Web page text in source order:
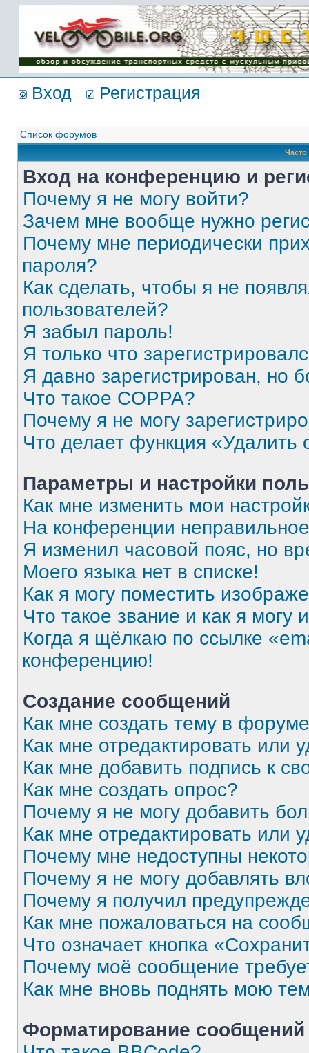
Имя пользователя:
Пароль:
{ LOG_ME_IN_SHORT
}
Вход Регистрация
Список форумов
Вход на конференцию и
Почему я не могу войти?
Зачем мне вообще нужно
Почему мне периодически
пароля?
Как сделать, чтобы я не
пользователей?
Я забыл пароль!
Я только что
Я давно зарегистрирован, но
Что такое COPPA?
Почему я не могу
Что делает функция
Параметры и настройки
Как мне изменить мои
На конференции
Я изменил часовой пояс, но
Моего языка нет в списке!
Как я могу поместить
Что такое звание и как я могу
Когда я щёлкаю по ссылке
конференцию!
Создание сообщений
Как мне создать тему в
Как мне отредактировать или
Как мне добавить подпись к
Как мне создать опрос?
Почему я не могу добавить
Как мне отредактировать или
Почему мне недоступны
Почему я не могу добавлять
Почему я получил
Как мне пожаловаться на
Что означает кнопка
Почему моё сообщение
Как мне вновь поднять мою
Форматирование